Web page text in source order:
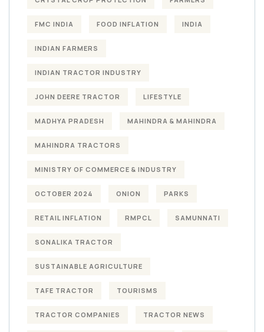
FMC INDIA FOOD INFLATION INDIA
INDIAN FARMERS
INDIAN TRACTOR INDUSTRY
JOHN DEERE TRACTOR LIFESTYLE
MADHYA PRADESH MAHINDRA & MAHINDRA
MAHINDRA TRACTORS
MINISTRY OF COMMERCE & INDUSTRY
OCTOBER 2024 ONION PARKS
RETAIL INFLATION RMPCL SAMUNNATI
SONALIKA TRACTOR
SUSTAINABLE AGRICULTURE
TAFE TRACTOR TOURISMS
TRACTOR COMPANIES TRACTOR NEWS